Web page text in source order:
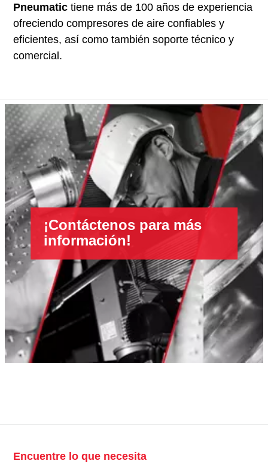
Pneumatictiene más de 100 años de experiencia
ofreciendo compresores de aire confiables y
eficientes, así como también soporte técnico y
comercial.
¡Contáctenos para más
información!
Encuentre lo que necesita